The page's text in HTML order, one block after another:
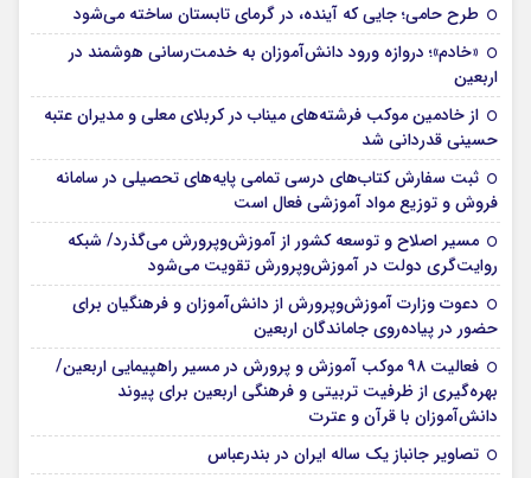
طرح حامی؛ جایی که آینده، در گرمای تابستان ساخته می‌شود
«خادم»؛ دروازه ورود دانش‌آموزان به خدمت‌رسانی هوشمند در
اربعین
از خادمین موکب فرشته‌های میناب در کربلای معلی و مدیران عتبه
حسینی قدردانی شد
ثبت سفارش کتاب‌های درسی تمامی پایه‌های تحصیلی در سامانه
فروش و توزیع مواد آموزشی فعال است
مسیر اصلاح و توسعه کشور از آموزش‌وپرورش می‌گذرد/ شبکه
روایت‌‌گری دولت در آموزش‌وپرورش تقویت می‌شود
دعوت وزارت آموزش‌وپرورش از دانش‌آموزان و فرهنگیان برای
حضور در پیاده‌روی جاماندگان اربعین
فعالیت ۹۸ موکب آموزش و پرورش در مسیر راهپیمایی اربعین/
بهره‌گیری از ظرفیت تربیتی و فرهنگی اربعین برای پیوند
دانش‌آموزان با قرآن و عترت
تصاویر جانباز یک ساله ایران در بندرعباس